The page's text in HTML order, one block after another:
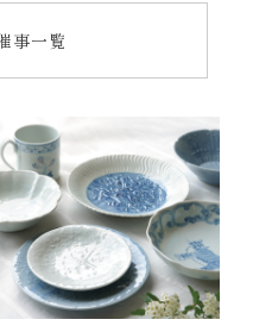
事一覧